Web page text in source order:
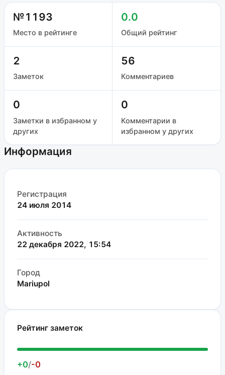
№1193
Место в рейтинге
0.0
Общий рейтинг
2
Заметок
56
Комментариев
0
Заметки в избранном у
других
0
Комментарии в
избранном у других
Информация
Регистрация
24 июля 2014
Активность
22 декабря 2022, 15:54
Город
Mariupol
Рейтинг заметок
+0/-0